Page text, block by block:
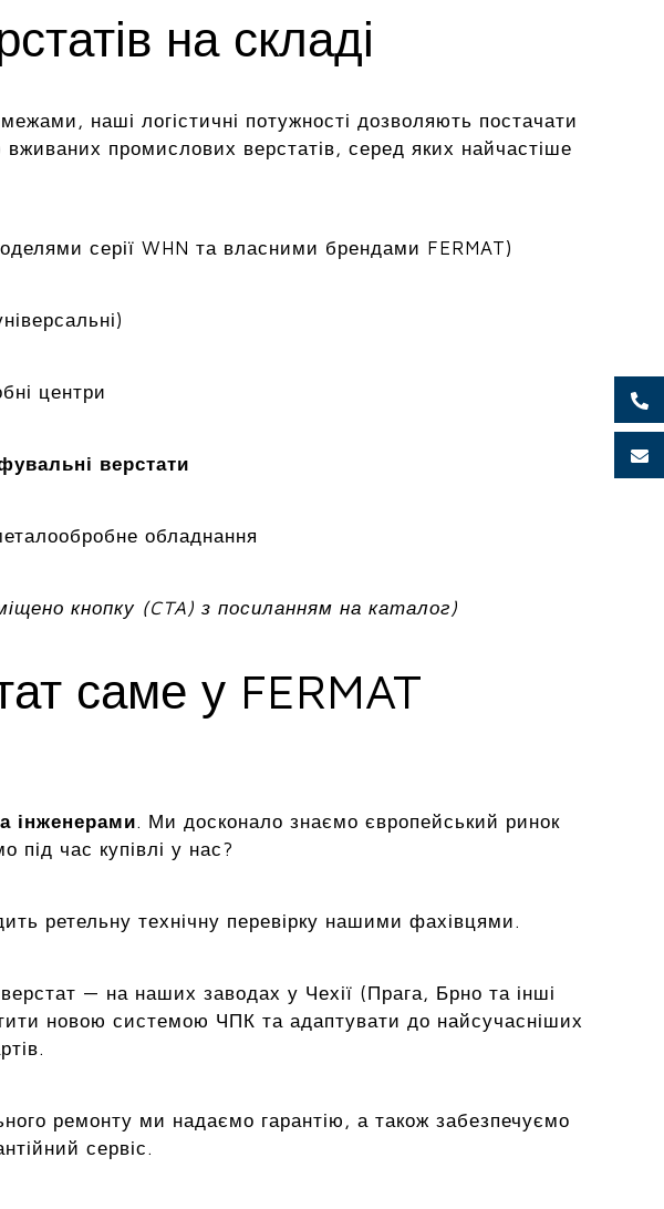
на складі
наші логістичні потужності дозволяють постачати
промислових верстатів, серед яких найчастіше
серії WHN та власними брендами FERMAT)
центри
верстати
обладнання
кнопку (CTA) з посиланням на каталог)
саме у FERMAT
інженерами. Ми досконало знаємо європейський ринок
час купівлі у нас?
ретельну технічну перевірку нашими фахівцями.
— на наших заводах у Чехії (Прага, Брно та інші
новою системою ЧПК та адаптувати до найсучасніших
ремонту ми надаємо гарантію, а також забезпечуємо
сервіс.